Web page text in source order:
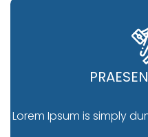
Lorem Ipsum is simply